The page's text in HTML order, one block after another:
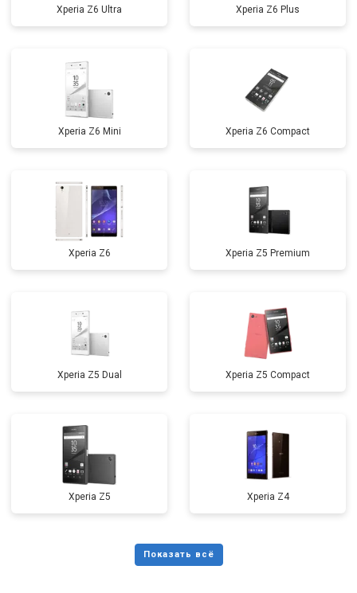
Xperia Z6 Ultra Xperia Z6 Plus
Xperia Z6 Mini Xperia Z6 Compact
Xperia Z6 Xperia Z5 Premium
Xperia Z5 Dual Xperia Z5 Compact
Xperia Z5 Xperia Z4